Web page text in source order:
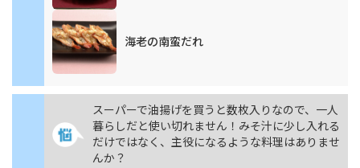
海老の南蛮だれ
スーパーで油揚げを買うと数枚入りなので、一人
暮らしだと使い切れません！みそ汁に少し入れる
だけではなく、主役になるような料理はありませ
んか？